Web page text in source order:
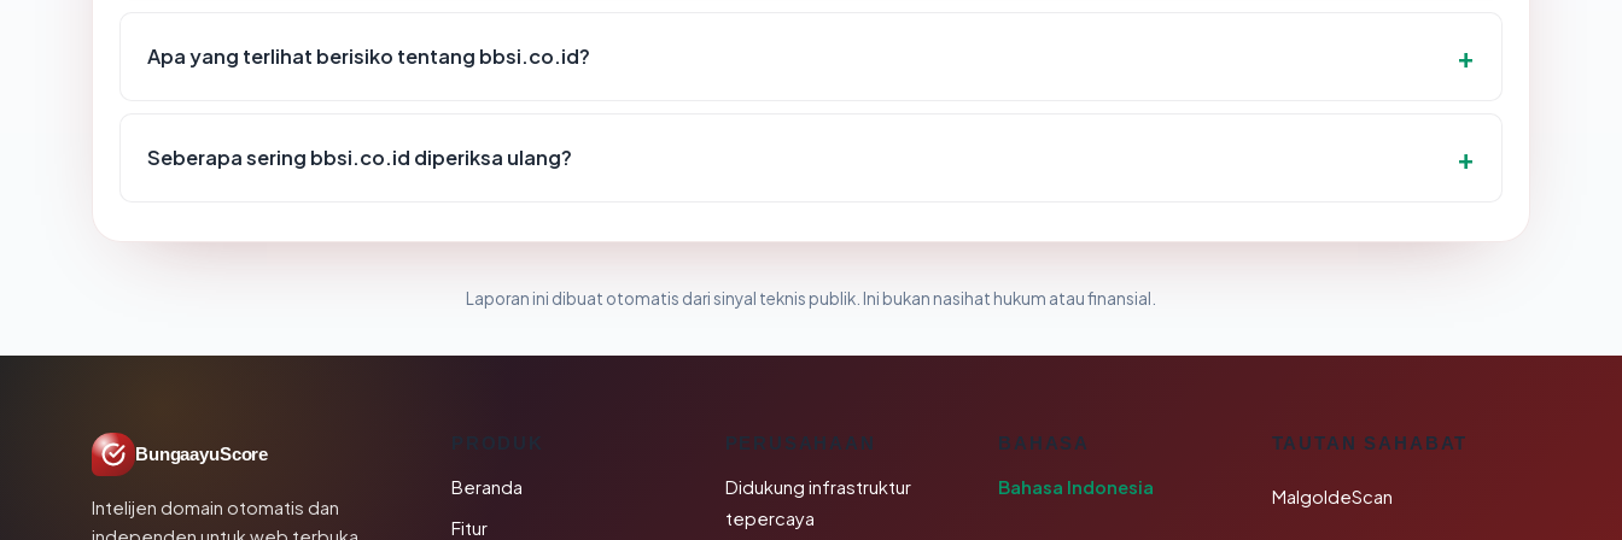
Apa yang terlihat berisiko tentang bbsi.co.id?
Seberapa sering bbsi.co.id diperiksa ulang?
Laporan ini dibuat otomatis dari sinyal teknis publik. Ini bukan nasihat hukum atau finansial.
BungaayuScore
Intelijen domain otomatis dan
Beranda
Fitur
PERUSAHAAN
Didukung infrastruktur
tepercaya
BAHASA
Bahasa Indonesia
TAUTAN SAHABAT
MalgoldeScan